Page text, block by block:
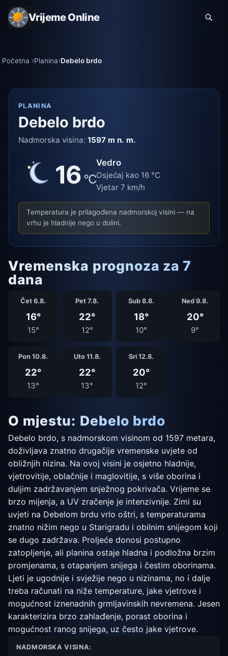
Vrijeme Online
Početna Planina Debelo brdo
PLANINA
Debelo brdo
Nadmorska visina:1597 m n. m.
16 °C
Vedro
Osjećaj kao 16 °C
Vjetar 7 km/h
Temperatura je prilagođena nadmorskoj visini — na
vrhu je hladnije nego u dolini.
Vremenska prognoza za 7
dana
Čet 6.8.
16°
15°
Pet 7.8.
22°
12°
Sub 8.8.
18°
10°
Ned 9.8.
20°
9°
Pon 10.8.
22°
13°
Uto 11.8.
22°
13°
Sri 12.8.
20°
12°
O mjestu: Debelo brdo
Debelo brdo, s nadmorskom visinom od 1597 metara,
doživljava znatno drugačije vremenske uvjete od
obližnjih nizina. Na ovoj visini je osjetno hladnije,
vjetrovitije, oblačnije i maglovitije, s više oborina i
duljim zadržavanjem snježnog pokrivača. Vrijeme se
brzo mijenja, a UV zračenje je intenzivnije. Zimi su
uvjeti na Debelom brdu vrlo oštri, s temperaturama
znatno nižim nego u Starigradu i obilnim snijegom koji
se dugo zadržava. Proljeće donosi postupno
zatopljenje, ali planina ostaje hladna i podložna brzim
promjenama, s otapanjem snijega i čestim oborinama.
Ljeti je ugodnije i svježije nego u nizinama, no i dalje
treba računati na niže temperature, jake vjetrove i
mogućnost iznenadnih grmljavinskih nevremena. Jesen
karakterizira brzo zahlađenje, porast oborina i
mogućnost ranog snijega, uz često jake vjetrove.
NADMORSKA VISINA: